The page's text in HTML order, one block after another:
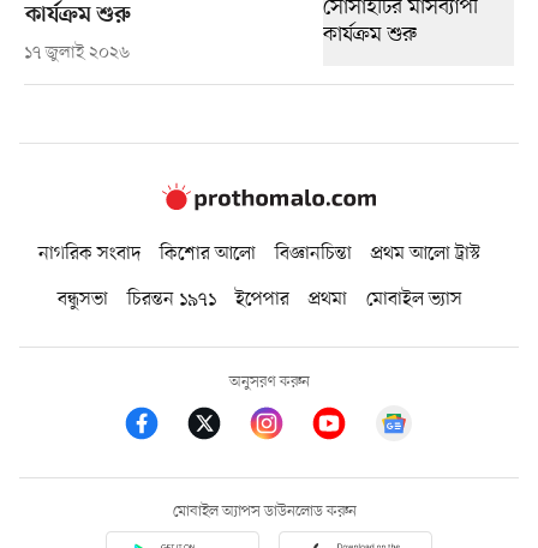
কার্যক্রম শুরু
১৭ জুলাই ২০২৬
নাগরিক সংবাদ কিশোর আলো বিজ্ঞানচিন্তা
প্রথম আলো ট্রাস্ট
বন্ধুসভা
চিরন্তন ১৯৭১ ইপেপার প্রথমা মোবাইল ভ্যাস
অনুসরণ করুন
মোবাইল অ্যাপস ডাউনলোড করুন